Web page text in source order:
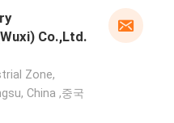
Co.,Ltd.
Zone,
China ,중국